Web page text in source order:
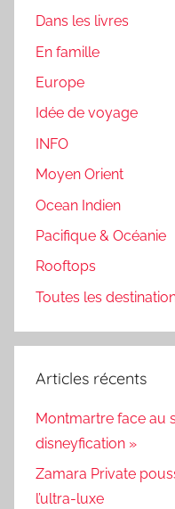
Dans les livres
En famille
Europe
Idée de voyage
INFO
Moyen Orient
Ocean Indien
Pacifique & Océanie
Rooftops
Toutes les
Articles récents
Montmartre face au
disneyfication »
Zamara Private
l’ultra-luxe